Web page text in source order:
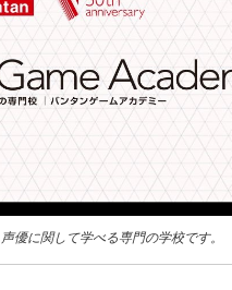
優に関して学べる専門の学校です。